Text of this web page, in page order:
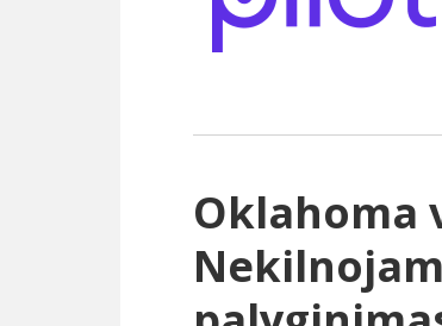
Oklahoma